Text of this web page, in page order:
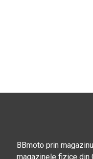
BBmoto prin
magazinele fizice din